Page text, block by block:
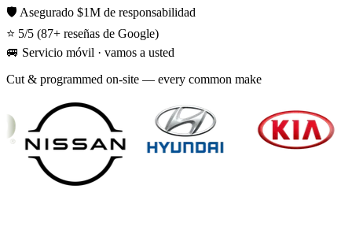
🛡️ Asegurado $1M de responsabilidad
⭐ 5/5 (87+ reseñas de Google)
🚐 Servicio móvil · vamos a usted
Cut & programmed on-site — every common make